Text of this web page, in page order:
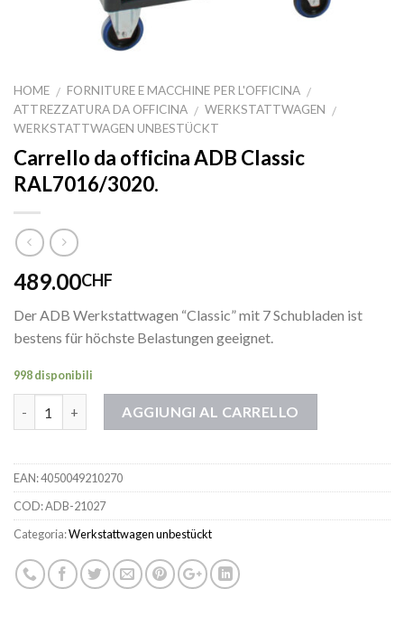
HOME / FORNITURE E MACCHINE PER L'OFFICINA /
ATTREZZATURA DA OFFICINA / WERKSTATTWAGEN /
WERKSTATTWAGEN UNBESTÜCKT
Carrello da officina ADB Classic
RAL7016/3020.
489.00CHF
Der ADB Werkstattwagen “Classic” mit 7 Schubladen ist
bestens für höchste Belastungen geeignet.
998 disponibili
AGGIUNGI AL CARRELLO
EAN:4050049210270
COD:ADB-21027
Categoria:Werkstattwagen unbestückt